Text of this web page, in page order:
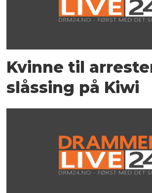
Kvinne til
slåssing på Kiwi